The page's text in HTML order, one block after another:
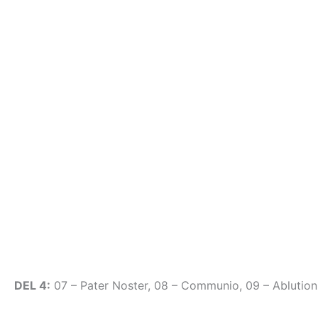
DEL 4: 07 – Pater Noster, 08 – Communio, 09 –